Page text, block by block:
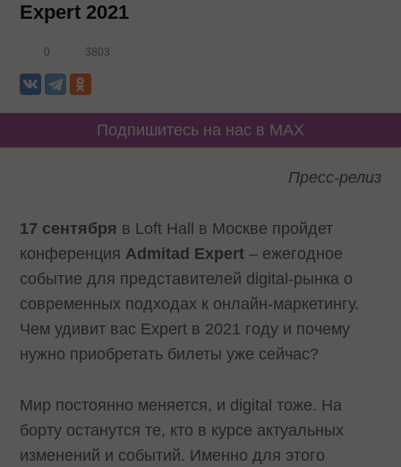
Expert 2021
0 3803
Подпишитесь на нас в MAX
Пресс-релиз
17 сентября в Loft Hall в Москве пройдет
конференция Admitad Expert – ежегодное
событие для представителей digital-рынка о
современных подходах к онлайн-маркетингу.
Чем удивит вас Expert в 2021 году и почему
нужно приобретать билеты уже сейчас?
Мир постоянно меняется, и digital тоже. На
борту останутся те, кто в курсе актуальных
изменений и событий. Именно для этого